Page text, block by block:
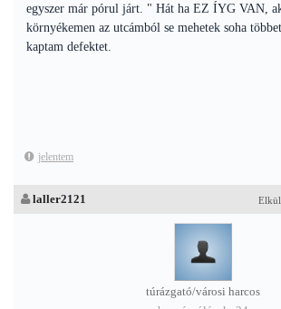
egyszer már pórul járt. " Hát ha EZ ÍYG VAN,
környékemen az utcámból se mehetek soha
kaptam defektet.
jelentem
laller2121
túrázgató/városi harcos